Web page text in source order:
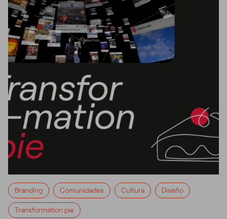
Branding Comunidades Cultura Diseño
Transformation pie